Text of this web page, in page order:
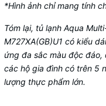
*Hình ảnh chỉ mang tính
Tóm lại, tủ lạnh Aqua
M727XA(GB)U1 có kiểu
ứng đa sắc màu độc đáo,
các hộ gia đình có trên 5
lượng thực phẩm lớn.